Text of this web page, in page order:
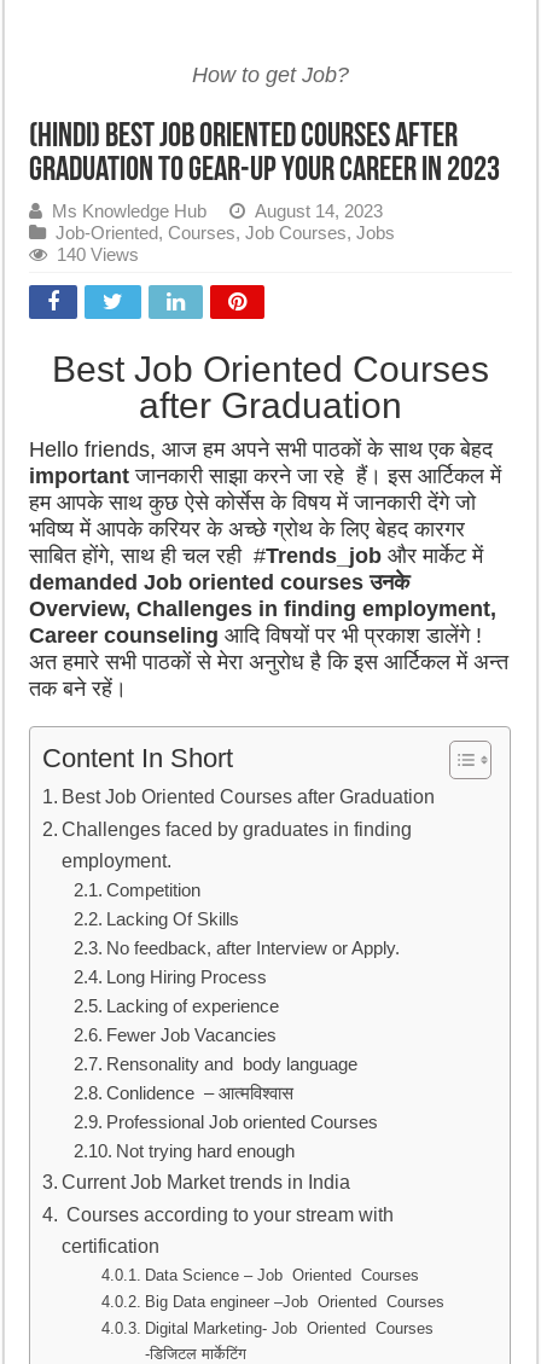
How to get Job?
(Hindi) Best Job Oriented Courses after
Graduation to Gear-up your career in 2023
Ms Knowledge Hub
August 14, 2023
Job-Oriented,Courses,Job Courses,Jobs
140 Views
Best Job Oriented Courses
after Graduation
Hello friends, आज हम अपने सभी पाठकों के साथ एक बेहद
important जानकारी साझा करने जा रहे हैं। इस आर्टिकल में
हम आपके साथ कुछ ऐसे कोर्सेस के विषय में जानकारी देंगे जो
भविष्य में आपके करियर के अच्छे ग्रोथ के लिए बेहद कारगर
साबित होंगे, साथ ही चल रही #Trends_job और मार्केट में
demanded Job oriented coursesउनके
Overview, Challenges in finding employment,
Career counseling आदि विषयों पर भी प्रकाश डालेंगे !
अत हमारे सभी पाठकों से मेरा अनुरोध है कि इस आर्टिकल में अन्त
तक बने रहें।
Content In Short
Best Job Oriented Courses after Graduation
Challenges faced by graduates in finding
employment.
Competition
Lacking Of Skills
No feedback, after Interview or Apply.
Long Hiring Process
Lacking of experience
Fewer Job Vacancies
Rensonality and body language
Conlidence – आत्मविश्वास
Professional Job oriented Courses
Not trying hard enough
Current Job Market trends in India
Courses according to your stream with
certification
Data Science – Job Oriented Courses
Big Data engineer –Job Oriented Courses
Digital Marketing- Job Oriented Courses
-डिजिटल मार्केटिंग